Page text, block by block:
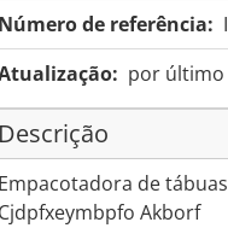
Número de referência:
por último
Descrição
Empacotadora de
Cjdpfxeymbpfo Akborf